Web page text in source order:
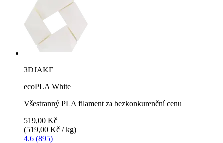
3DJAKE
ecoPLA White
Všestranný PLA filament za bezkonkurenční cenu
519,00 Kč
(519,00 Kč / kg)
4.6 (895)